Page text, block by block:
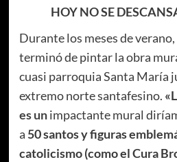
HOY NO SE
Durante los meses de
terminó de pintar la obra
cuasi parroquia Santa María
extremo norte santafesino.
es unimpactante mural
a 50 santos y figuras
catolicismo (como el Cura